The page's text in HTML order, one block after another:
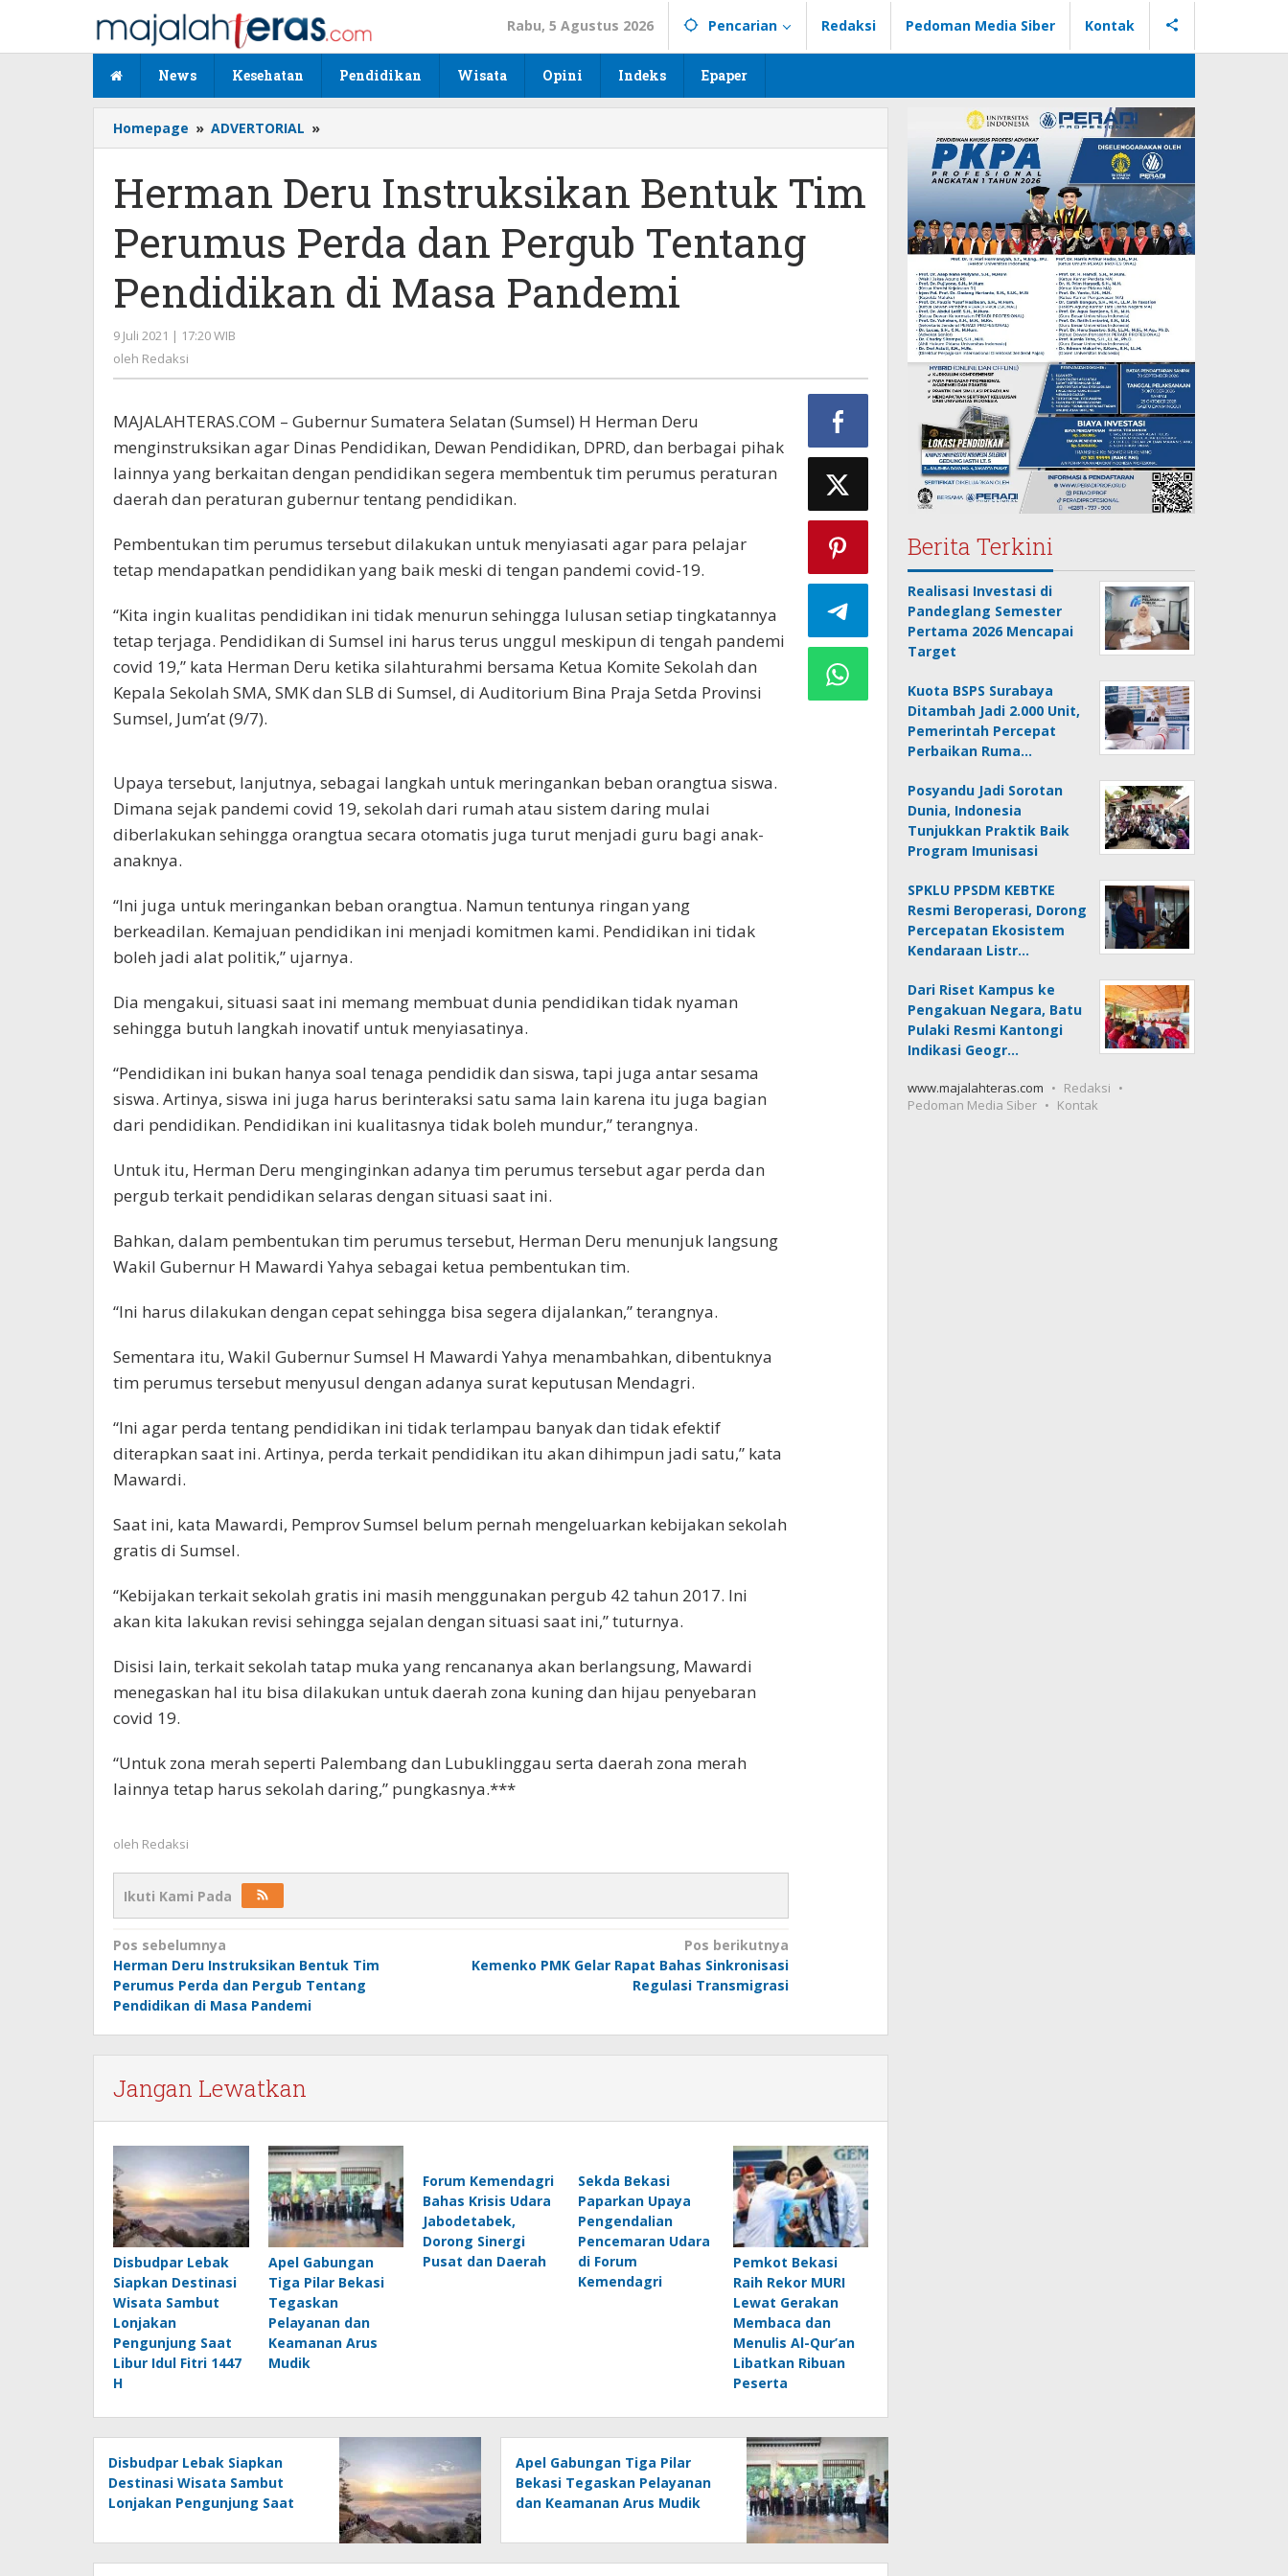
konten
Rabu, 5 Agustus 2026 Pencarian Redaksi Pedoman Media Siber Kontak
News Kesehatan Pendidikan Wisata Opini Indeks Epaper
Homepage » ADVERTORIAL »
Deru
Bentuk
Tim
Perumus
Perda
Pergub
Tentang
Herman Deru Instruksikan Bentuk Tim
Perumus Perda dan Pergub Tentang
Pendidikan di Masa Pandemi
9 Juli 2021 | 17:20 WIB
oleh Redaksi
MAJALAHTERAS.COM – Gubernur Sumatera Selatan (Sumsel) H Herman Deru
menginstruksikan agar Dinas Pendidikan, Dewan Pendidikan, DPRD, dan berbagai pihak
lainnya yang berkaitan dengan pendidikan segera membentuk tim perumus peraturan
daerah dan peraturan gubernur tentang pendidikan.
Pembentukan tim perumus tersebut dilakukan untuk menyiasati agar para pelajar
tetap mendapatkan pendidikan yang baik meski di tengan pandemi covid-19.
“Kita ingin kualitas pendidikan ini tidak menurun sehingga lulusan setiap tingkatannya
tetap terjaga. Pendidikan di Sumsel ini harus terus unggul meskipun di tengah pandemi
covid 19,” kata Herman Deru ketika silahturahmi bersama Ketua Komite Sekolah dan
Kepala Sekolah SMA, SMK dan SLB di Sumsel, di Auditorium Bina Praja Setda Provinsi
Sumsel, Jum’at (9/7).
Upaya tersebut, lanjutnya, sebagai langkah untuk meringankan beban orangtua siswa.
Dimana sejak pandemi covid 19, sekolah dari rumah atau sistem daring mulai
diberlakukan sehingga orangtua secara otomatis juga turut menjadi guru bagi anak-
anaknya.
“Ini juga untuk meringankan beban orangtua. Namun tentunya ringan yang
berkeadilan. Kemajuan pendidikan ini menjadi komitmen kami. Pendidikan ini tidak
boleh jadi alat politik,” ujarnya.
Dia mengakui, situasi saat ini memang membuat dunia pendidikan tidak nyaman
sehingga butuh langkah inovatif untuk menyiasatinya.
“Pendidikan ini bukan hanya soal tenaga pendidik dan siswa, tapi juga antar sesama
siswa. Artinya, siswa ini juga harus berinteraksi satu sama lain karena itu juga bagian
dari pendidikan. Pendidikan ini kualitasnya tidak boleh mundur,” terangnya.
Untuk itu, Herman Deru menginginkan adanya tim perumus tersebut agar perda dan
pergub terkait pendidikan selaras dengan situasi saat ini.
Bahkan, dalam pembentukan tim perumus tersebut, Herman Deru menunjuk langsung
Wakil Gubernur H Mawardi Yahya sebagai ketua pembentukan tim.
“Ini harus dilakukan dengan cepat sehingga bisa segera dijalankan,” terangnya.
Sementara itu, Wakil Gubernur Sumsel H Mawardi Yahya menambahkan, dibentuknya
tim perumus tersebut menyusul dengan adanya surat keputusan Mendagri.
“Ini agar perda tentang pendidikan ini tidak terlampau banyak dan tidak efektif
diterapkan saat ini. Artinya, perda terkait pendidikan itu akan dihimpun jadi satu,” kata
Mawardi.
Saat ini, kata Mawardi, Pemprov Sumsel belum pernah mengeluarkan kebijakan sekolah
gratis di Sumsel.
“Kebijakan terkait sekolah gratis ini masih menggunakan pergub 42 tahun 2017. Ini
akan kita lakukan revisi sehingga sejalan dengan situasi saat ini,” tuturnya.
Disisi lain, terkait sekolah tatap muka yang rencananya akan berlangsung, Mawardi
menegaskan hal itu bisa dilakukan untuk daerah zona kuning dan hijau penyebaran
covid 19.
“Untuk zona merah seperti Palembang dan Lubuklinggau serta daerah zona merah
lainnya tetap harus sekolah daring,” pungkasnya.***
oleh Redaksi
Ikuti Kami Pada
Navigasi
pos
Pos sebelumnya
Herman Deru Instruksikan Bentuk Tim
Perumus Perda dan Pergub Tentang
Pendidikan di Masa Pandemi
Pos berikutnya
Kemenko PMK Gelar Rapat Bahas Sinkronisasi
Regulasi Transmigrasi
Jangan Lewatkan
Disbudpar Lebak
Siapkan Destinasi
Wisata Sambut
Lonjakan
Pengunjung Saat
Libur Idul Fitri 1447
H
Apel Gabungan
Tiga Pilar Bekasi
Tegaskan
Pelayanan dan
Keamanan Arus
Mudik
Forum Kemendagri
Bahas Krisis Udara
Jabodetabek,
Dorong Sinergi
Pusat dan Daerah
Sekda Bekasi
Paparkan Upaya
Pengendalian
Pencemaran Udara
di Forum
Kemendagri
Pemkot Bekasi
Raih Rekor MURI
Lewat Gerakan
Membaca dan
Menulis Al-Qur’an
Libatkan Ribuan
Peserta
Disbudpar Lebak Siapkan
Destinasi Wisata Sambut
Lonjakan Pengunjung Saat
Apel Gabungan Tiga Pilar
Bekasi Tegaskan Pelayanan
dan Keamanan Arus Mudik
Berita Terkini
Realisasi Investasi di
Pandeglang Semester
Pertama 2026 Mencapai
Target
Kuota BSPS Surabaya
Ditambah Jadi 2.000 Unit,
Pemerintah Percepat
Perbaikan Ruma…
Posyandu Jadi Sorotan
Dunia, Indonesia
Tunjukkan Praktik Baik
Program Imunisasi
SPKLU PPSDM KEBTKE
Resmi Beroperasi, Dorong
Percepatan Ekosistem
Kendaraan Listr…
Dari Riset Kampus ke
Pengakuan Negara, Batu
Pulaki Resmi Kantongi
Indikasi Geogr…
www.majalahteras.com
Redaksi
Pedoman Media Siber
Kontak